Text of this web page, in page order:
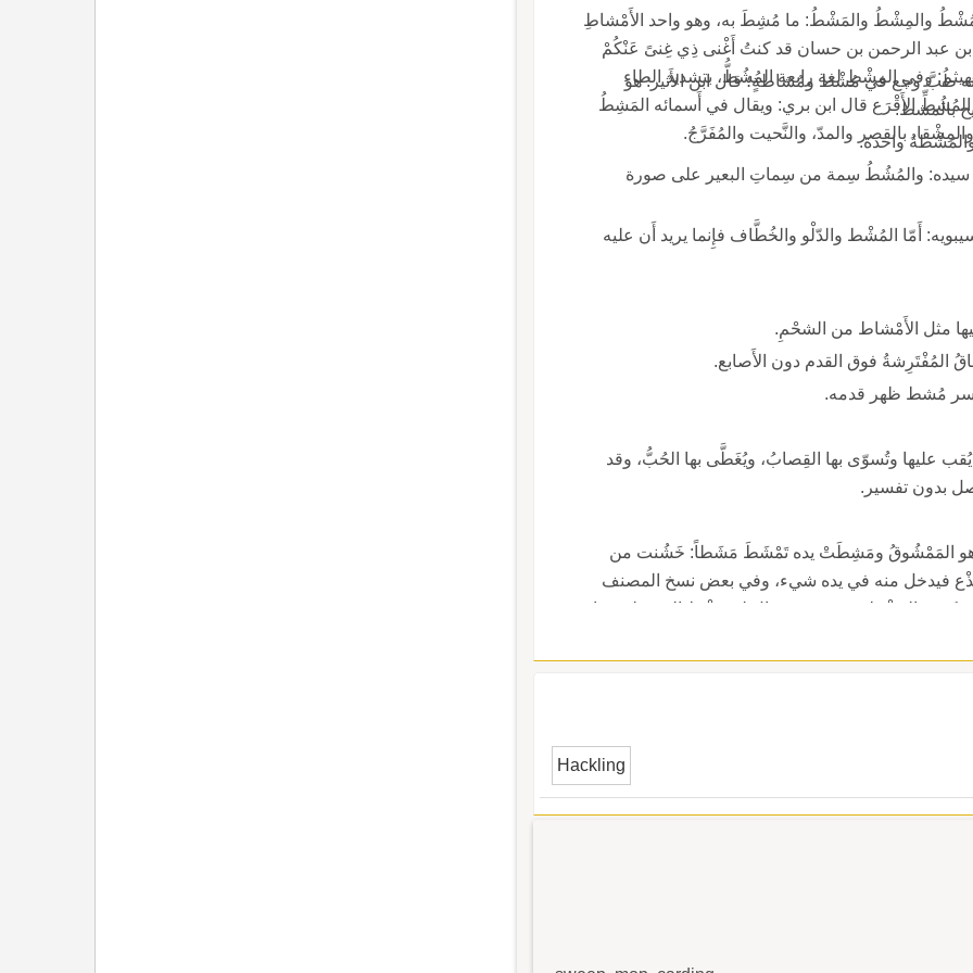
والمِشْطُ والمَشْطُ: ما مُشِطَ به، وهو واحد الأَمْشاطِ
عبد الرحمن بن حسان قد كنتُ أَغْنى ذِي غِنىً عَنْكُمْ
وفي المِشْطِ لغة رابعة المُشُطُّ، بتشديد الطاء
الأَقْرَع قال ابن بري: ويقال في أَسمائه المَشِطُ
بالقصر والمدّ، والنَّحيت والمُفَرَّجُ.
طُبَّ وجع في مُشْط ومُشاطةٍ؛ قال ابن الأَثير: هو
بالمشط.
واحدة.
والمُشُطُ سِمة من سِماتِ البعير على صورة
أَمّا المُشْط والدّلْو والخُطَّاف فإِنما يريد أَن عليه
مثل الأَمْشاط من الشحْمِ.
المُفْتَرِشةُ فوق القدم دون الأَصابع.
مُشط ظهر قدمه.
عليها وتُسوّى بها القِصابُ، ويُغَطَّى بها الحُبُّ، وقد
بدون تفسير.
هو المَمْشُوقُ ومَشِطَتْ يده تَمْشَطَ مَشَطاً: خَشُنت من
فيدخل منه في يده شيء، وفي بعض نسخ المصنف
ذكره والمُشْط: نبت صغير يقال له مُشْط الذئب له جِراء
Hackling